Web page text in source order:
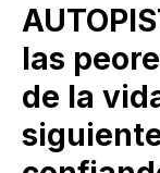
las
de la